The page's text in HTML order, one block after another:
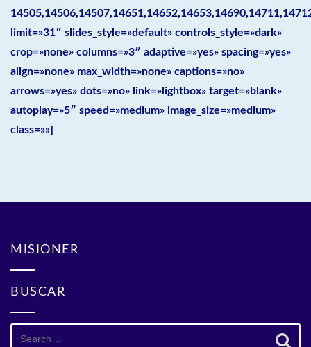
limit=»31″ slides_style=»default» controls_style=»dark»
crop=»none» columns=»3″ adaptive=»yes» spacing=»yes»
align=»none» max_width=»none» captions=»no»
arrows=»yes» dots=»no» link=»lightbox» target=»blank»
autoplay=»5″ speed=»medium» image_size=»medium»
class=»»]
MISIONER
BUSCAR
Search